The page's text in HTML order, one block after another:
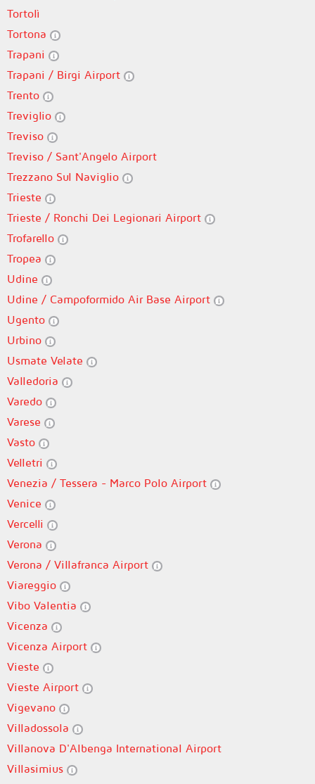
Tortolì
Tortona
Trapani
Trapani / Birgi Airport
Trento
Treviglio
Treviso
Treviso / Sant'Angelo Airport
Trezzano Sul Naviglio
Trieste
Trieste / Ronchi Dei Legionari Airport
Trofarello
Tropea
Udine
Udine / Campoformido Air Base Airport
Ugento
Urbino
Usmate Velate
Valledoria
Varedo
Varese
Vasto
Velletri
Venezia / Tessera - Marco Polo Airport
Venice
Vercelli
Verona
Verona / Villafranca Airport
Viareggio
Vibo Valentia
Vicenza
Vicenza Airport
Vieste
Vieste Airport
Vigevano
Villadossola
Villanova D'Albenga International Airport
Villasimius